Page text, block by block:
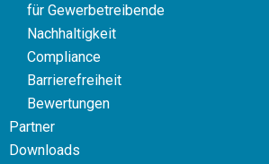
für Gewerbetreibende
Nachhaltigkeit
Compliance
Barrierefreiheit
Bewertungen
Partner
Downloads